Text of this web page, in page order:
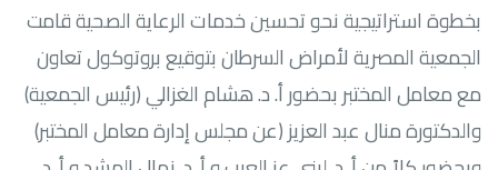
بخطوة استراتيجية نحو تحسين خدمات الرعاية الصحية قامت
الجمعية المصرية لأمراض السرطان بتوقيع بروتوكول تعاون
مع معامل المختبر بحضور أ. د. هشام الغزالي (رئيس الجمعية)
والدكتورة منال عبد العزيز (عن مجلس إدارة معامل المختبر)